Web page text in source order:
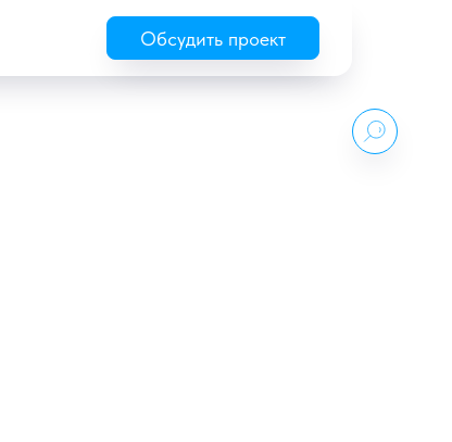
Обсудить проект